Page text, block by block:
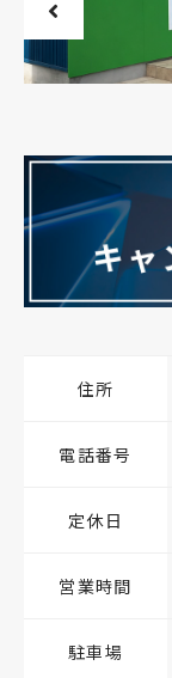
住所
電話番号
定休日
営業時間
駐車場